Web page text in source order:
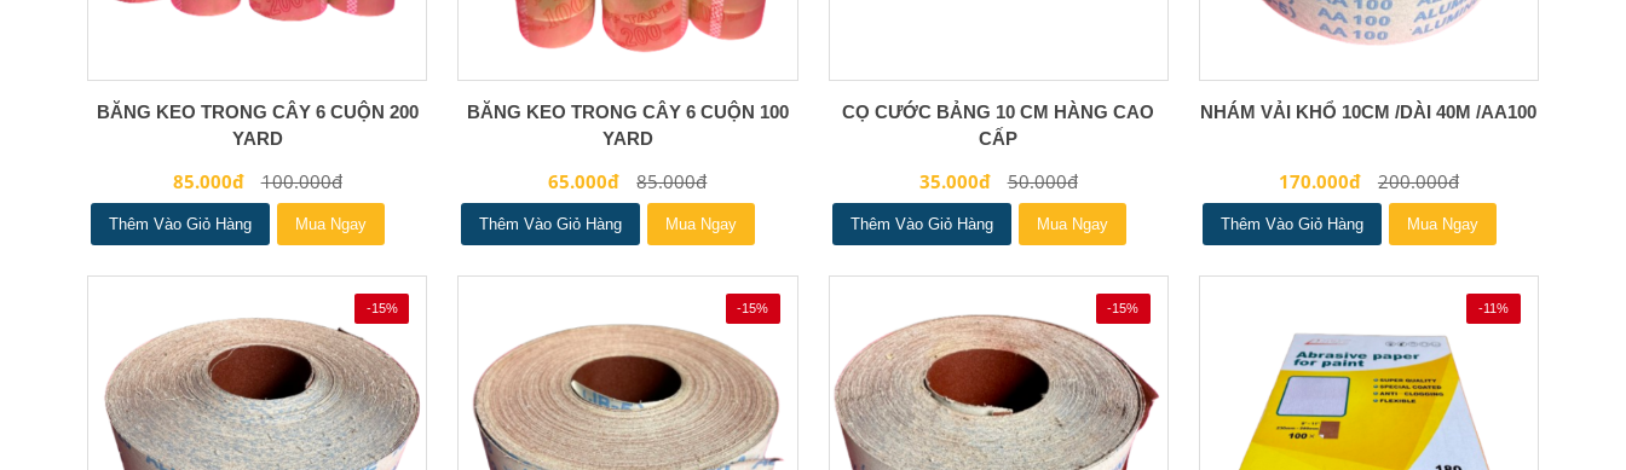
BĂNG KEO TRONG CÂY 6 CUỘN 200
YARD
85.000đ 100.000đ
Thêm Vào Giỏ Hàng Mua Ngay
BĂNG KEO TRONG CÂY 6 CUỘN 100
YARD
65.000đ 85.000đ
Thêm Vào Giỏ Hàng Mua Ngay
CỌ CƯỚC BẢNG 10 CM HÀNG CAO
CẤP
35.000đ 50.000đ
Thêm Vào Giỏ Hàng Mua Ngay
NHÁM VẢI KHỔ 10CM /DÀI 40M /AA100
170.000đ 200.000đ
Thêm Vào Giỏ Hàng Mua Ngay
-15% -15% -15% -11%